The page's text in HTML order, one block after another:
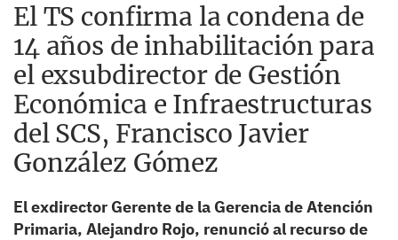
El TS confirma la condena de
14 años de inhabilitación para
el exsubdirector de Gestión
Económica e Infraestructuras
del SCS, Francisco Javier
González Gómez
El exdirector Gerente de la Gerencia de Atención
Primaria, Alejandro Rojo, renunció al recurso de